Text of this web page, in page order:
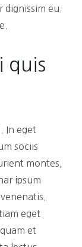
eu.
quis
In eget
sociis
montes,
ipsum
eget
et